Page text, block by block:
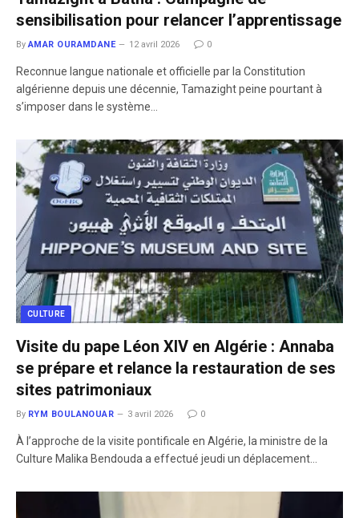
sensibilisation pour relancer l’apprentissage
By AMAR OURAMDANE 12 avril 2026 0
Reconnue langue nationale et officielle par la Constitution
algérienne depuis une décennie, Tamazight peine pourtant à
s’imposer dans le système…
CULTURE
Visite du pape Léon XIV en Algérie : Annaba
se prépare et relance la restauration de ses
sites patrimoniaux
By RYM BOULANOUAR 3 avril 2026 0
À l’approche de la visite pontificale en Algérie, la ministre de la
Culture Malika Bendouda a effectué jeudi un déplacement…